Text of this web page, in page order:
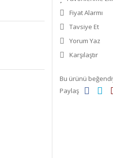
Fiyat Alarmı
Tavsiye Et
Yorum Yaz
Karşılaştır
Bu ürünü
Paylaş